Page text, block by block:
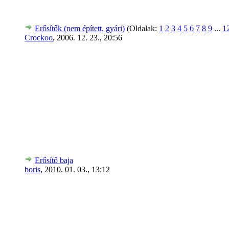
Erősítők (nem épített, gyári) (Oldalak: 1 2 3 4 5 6 7 8 9 ...
Crockoo, 2006. 12. 23., 20:56
Erősítő baja
boris, 2010. 01. 03., 13:12